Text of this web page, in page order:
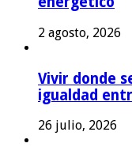
2 agosto, 2026
Vivir donde
igualdad
26 julio, 2026